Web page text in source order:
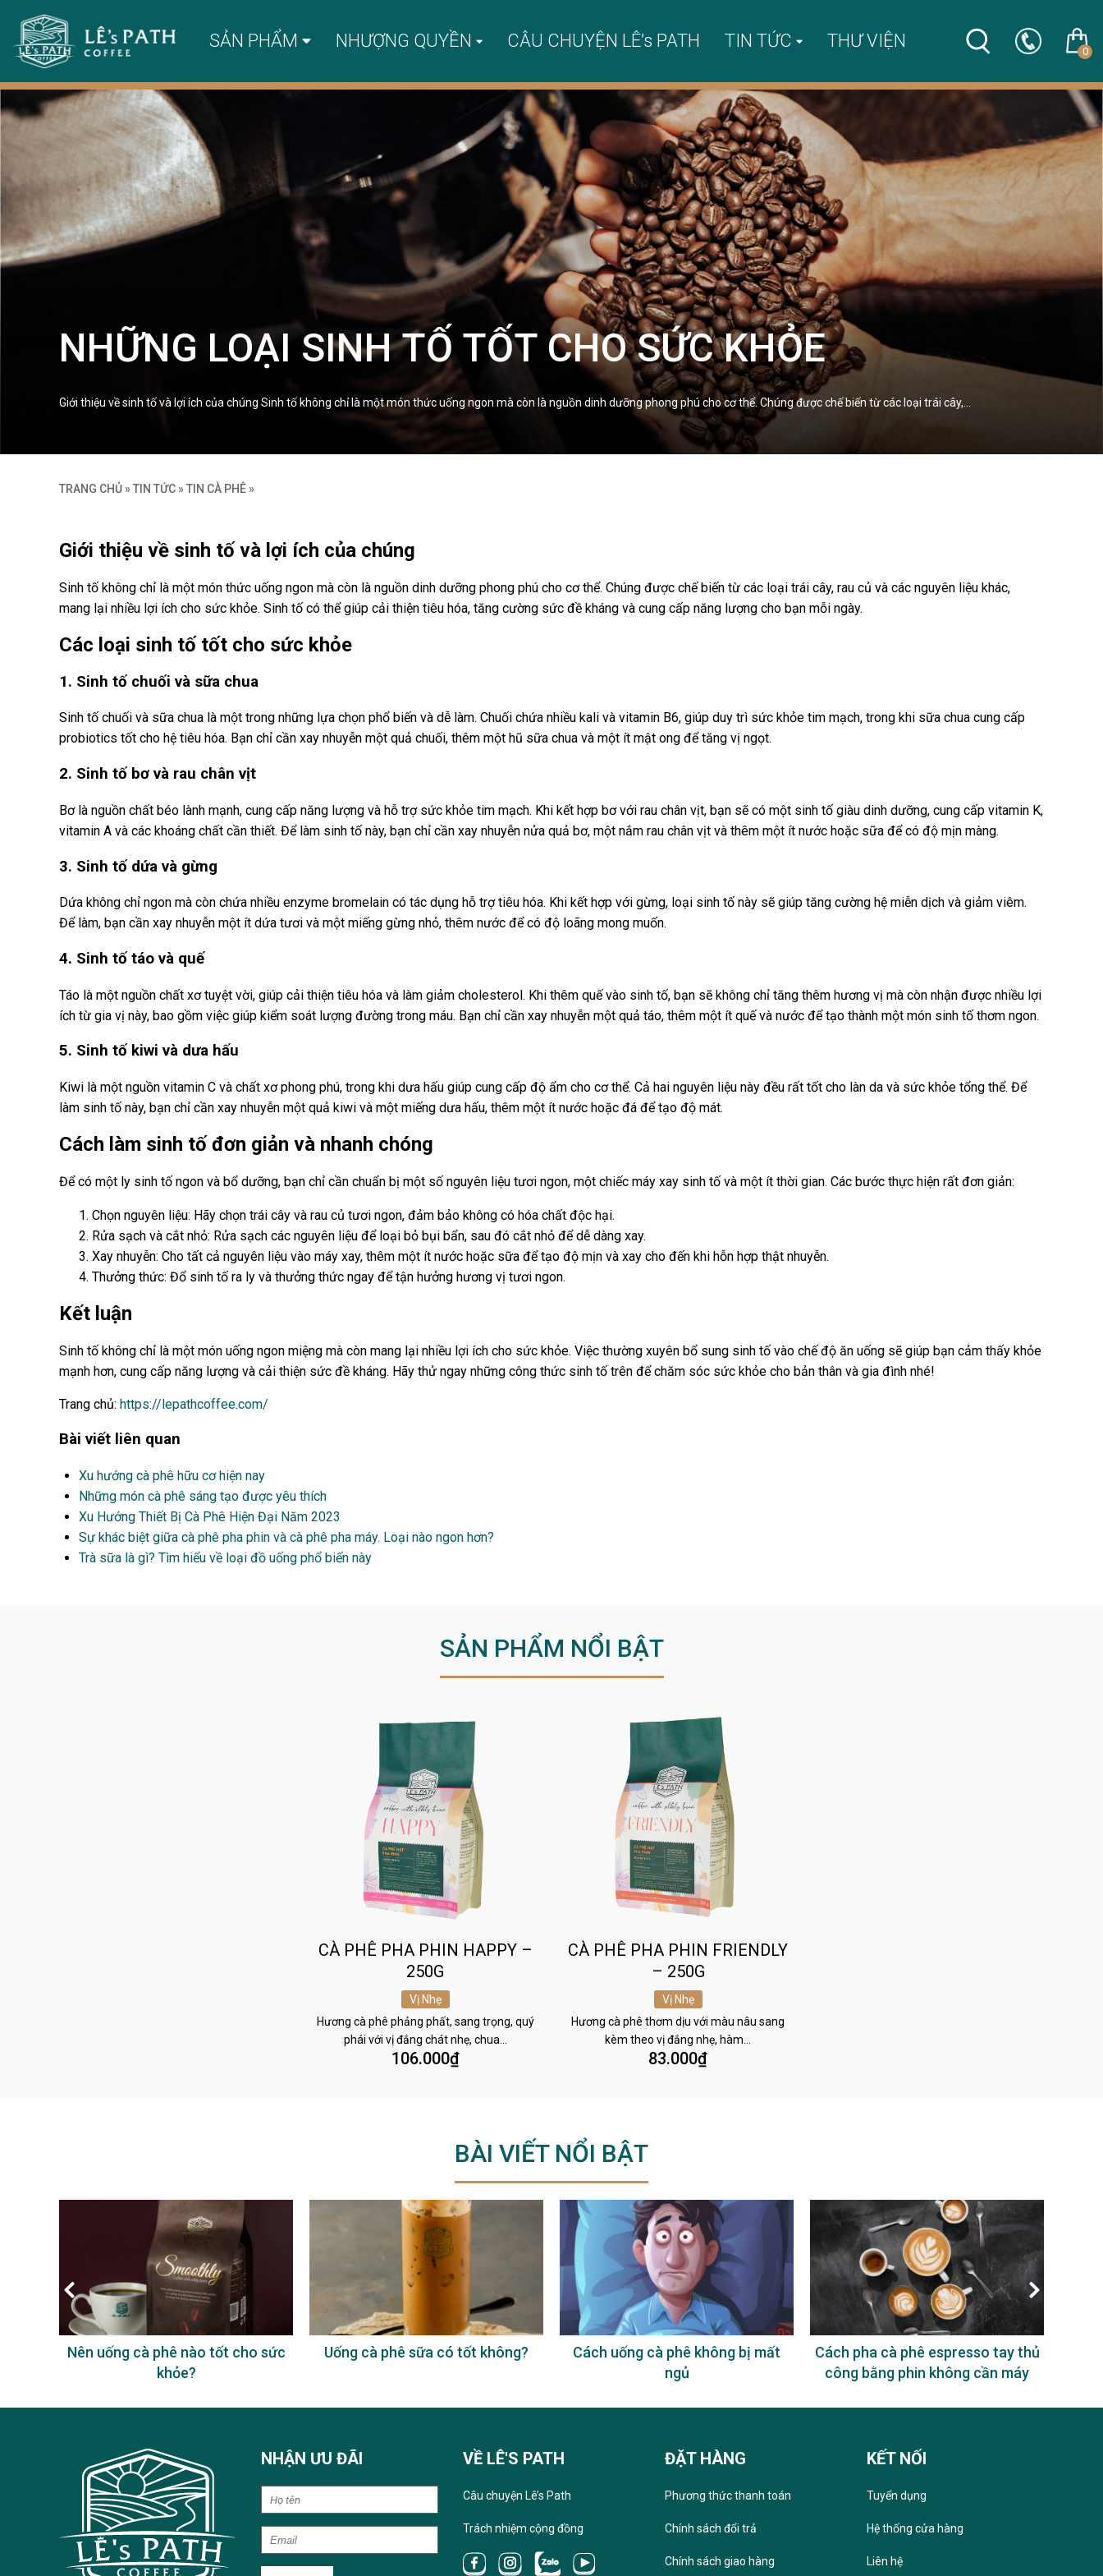
SẢN PHẨM NHƯỢNG QUYỀN CÂU CHUYỆN LÊ’s PATH TIN TỨC THƯ VIỆN 0
NHỮNG LOẠI SINH TỐ TỐT CHO SỨC KHỎE
Giới thiệu về sinh tố và lợi ích của chúng Sinh tố không chỉ là một món thức uống ngon mà còn là nguồn dinh dưỡng phong phú cho cơ thể. Chúng được chế biến từ các loại trái cây,…
TRANG CHỦ » TIN TỨC » TIN CÀ PHÊ »
Giới thiệu về sinh tố và lợi ích của chúng
Sinh tố không chỉ là một món thức uống ngon mà còn là nguồn dinh dưỡng phong phú cho cơ thể. Chúng được chế biến từ các loại trái cây, rau củ và các nguyên liệu khác,
mang lại nhiều lợi ích cho sức khỏe. Sinh tố có thể giúp cải thiện tiêu hóa, tăng cường sức đề kháng và cung cấp năng lượng cho bạn mỗi ngày.
Các loại sinh tố tốt cho sức khỏe
1. Sinh tố chuối và sữa chua
Sinh tố chuối và sữa chua là một trong những lựa chọn phổ biến và dễ làm. Chuối chứa nhiều kali và vitamin B6, giúp duy trì sức khỏe tim mạch, trong khi sữa chua cung cấp
probiotics tốt cho hệ tiêu hóa. Bạn chỉ cần xay nhuyễn một quả chuối, thêm một hũ sữa chua và một ít mật ong để tăng vị ngọt.
2. Sinh tố bơ và rau chân vịt
Bơ là nguồn chất béo lành mạnh, cung cấp năng lượng và hỗ trợ sức khỏe tim mạch. Khi kết hợp bơ với rau chân vịt, bạn sẽ có một sinh tố giàu dinh dưỡng, cung cấp vitamin K,
vitamin A và các khoáng chất cần thiết. Để làm sinh tố này, bạn chỉ cần xay nhuyễn nửa quả bơ, một nắm rau chân vịt và thêm một ít nước hoặc sữa để có độ mịn màng.
3. Sinh tố dứa và gừng
Dứa không chỉ ngon mà còn chứa nhiều enzyme bromelain có tác dụng hỗ trợ tiêu hóa. Khi kết hợp với gừng, loại sinh tố này sẽ giúp tăng cường hệ miễn dịch và giảm viêm.
Để làm, bạn cần xay nhuyễn một ít dứa tươi và một miếng gừng nhỏ, thêm nước để có độ loãng mong muốn.
4. Sinh tố táo và quế
Táo là một nguồn chất xơ tuyệt vời, giúp cải thiện tiêu hóa và làm giảm cholesterol. Khi thêm quế vào sinh tố, bạn sẽ không chỉ tăng thêm hương vị mà còn nhận được nhiều lợi
ích từ gia vị này, bao gồm việc giúp kiểm soát lượng đường trong máu. Bạn chỉ cần xay nhuyễn một quả táo, thêm một ít quế và nước để tạo thành một món sinh tố thơm ngon.
5. Sinh tố kiwi và dưa hấu
Kiwi là một nguồn vitamin C và chất xơ phong phú, trong khi dưa hấu giúp cung cấp độ ẩm cho cơ thể. Cả hai nguyên liệu này đều rất tốt cho làn da và sức khỏe tổng thể. Để
làm sinh tố này, bạn chỉ cần xay nhuyễn một quả kiwi và một miếng dưa hấu, thêm một ít nước hoặc đá để tạo độ mát.
Cách làm sinh tố đơn giản và nhanh chóng
Để có một ly sinh tố ngon và bổ dưỡng, bạn chỉ cần chuẩn bị một số nguyên liệu tươi ngon, một chiếc máy xay sinh tố và một ít thời gian. Các bước thực hiện rất đơn giản:
Chọn nguyên liệu: Hãy chọn trái cây và rau củ tươi ngon, đảm bảo không có hóa chất độc hại.
Rửa sạch và cắt nhỏ: Rửa sạch các nguyên liệu để loại bỏ bụi bẩn, sau đó cắt nhỏ để dễ dàng xay.
Xay nhuyễn: Cho tất cả nguyên liệu vào máy xay, thêm một ít nước hoặc sữa để tạo độ mịn và xay cho đến khi hỗn hợp thật nhuyễn.
Thưởng thức: Đổ sinh tố ra ly và thưởng thức ngay để tận hưởng hương vị tươi ngon.
Kết luận
Sinh tố không chỉ là một món uống ngon miệng mà còn mang lại nhiều lợi ích cho sức khỏe. Việc thường xuyên bổ sung sinh tố vào chế độ ăn uống sẽ giúp bạn cảm thấy khỏe
mạnh hơn, cung cấp năng lượng và cải thiện sức đề kháng. Hãy thử ngay những công thức sinh tố trên để chăm sóc sức khỏe cho bản thân và gia đình nhé!
Trang chủ: https://lepathcoffee.com/
Bài viết liên quan
Xu hướng cà phê hữu cơ hiện nay
Những món cà phê sáng tạo được yêu thích
Xu Hướng Thiết Bị Cà Phê Hiện Đại Năm 2023
Sự khác biệt giữa cà phê pha phin và cà phê pha máy. Loại nào ngon hơn?
Trà sữa là gì? Tìm hiểu về loại đồ uống phổ biến này
SẢN PHẨM NỔI BẬT
CÀ PHÊ PHA PHIN HAPPY –
250G
Vị Nhẹ
Hương cà phê phảng phất, sang trọng, quý
phái với vị đắng chát nhẹ, chua…
106.000₫
CÀ PHÊ PHA PHIN FRIENDLY
– 250G
Vị Nhẹ
Hương cà phê thơm dịu với màu nâu sang
kèm theo vị đắng nhẹ, hàm…
83.000₫
BÀI VIẾT NỔI BẬT
Nên uống cà phê nào tốt cho sức
khỏe?
Uống cà phê sữa có tốt không?
Cách uống cà phê không bị mất
ngủ
Cách pha cà phê espresso tay thủ
công bằng phin không cần máy
NHẬN ƯU ĐÃI VỀ LÊ'S PATH
Câu chuyện Lê’s Path
Trách nhiệm cộng đồng
ĐẶT HÀNG
Phương thức thanh toán
Chính sách đổi trả
Chính sách giao hàng
KẾT NỐI
Tuyển dụng
Hệ thống cửa hàng
Liên hệ